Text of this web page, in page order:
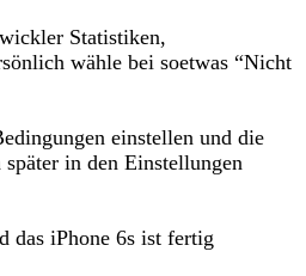
Statistiken,
wähle bei soetwas “Nicht
einstellen und die
in den Einstellungen
das iPhone 6s ist fertig